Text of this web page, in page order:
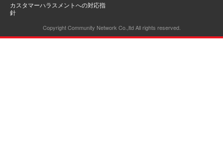
カスタマーハラスメントへの対応指
針
Copyright Community Network Co.,ltd All rights reserved.